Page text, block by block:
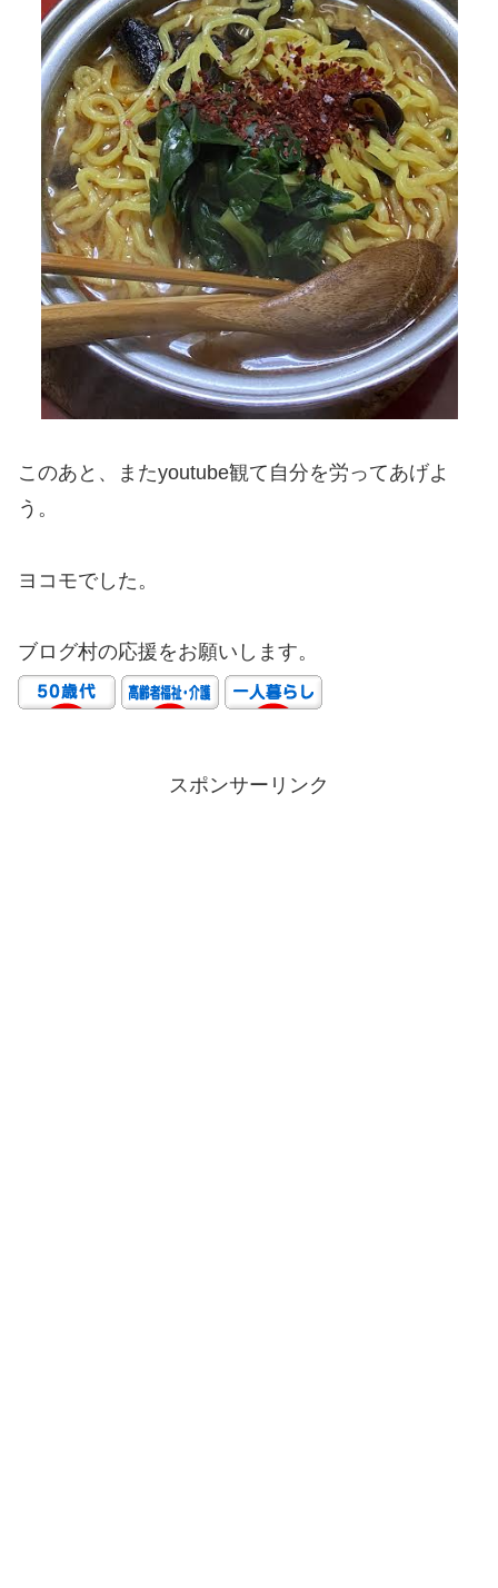
このあと、またyoutube観て自分を労ってあげよ
う。
ヨコモでした。
ブログ村の応援をお願いします。
スポンサーリンク